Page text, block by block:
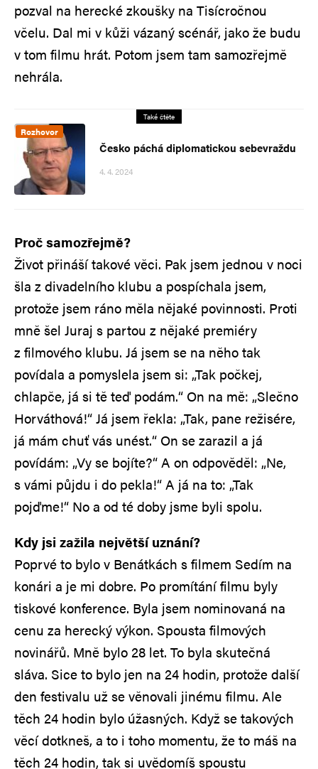
pozval na herecké zkoušky na Tisícročnou
včelu. Dal mi v kůži vázaný scénář, jako že budu
v tom filmu hrát. Potom jsem tam samozřejmě
nehrála.
Také čtěte
Rozhovor
Česko páchá diplomatickou sebevraždu
4. 4. 2024
Proč samozřejmě?
Život přináší takové věci. Pak jsem jednou v noci
šla z divadelního klubu a pospíchala jsem,
protože jsem ráno měla nějaké povinnosti. Proti
mně šel Juraj s partou z nějaké premiéry
z filmového klubu. Já jsem se na něho tak
povídala a pomyslela jsem si: „Tak počkej,
chlapče, já si tě teď podám.“ On na mě: „Slečno
Horváthová!“ Já jsem řekla: „Tak, pane režisére,
já mám chuť vás unést.“ On se zarazil a já
povídám: „Vy se bojíte?“ A on odpověděl: „Ne,
s vámi půjdu i do pekla!“ A já na to: „Tak
pojďme!“ No a od té doby jsme byli spolu.
Kdy jsi zažila největší uznání?
Poprvé to bylo v Benátkách s filmem Sedím na
konári a je mi dobre. Po promítání filmu byly
tiskové konference. Byla jsem nominovaná na
cenu za herecký výkon. Spousta filmových
novinářů. Mně bylo 28 let. To byla skutečná
sláva. Sice to bylo jen na 24 hodin, protože další
den festivalu už se věnovali jinému filmu. Ale
těch 24 hodin bylo úžasných. Když se takových
věcí dotkneš, a to i toho momentu, že to máš na
těch 24 hodin, tak si uvědomíš spoustu